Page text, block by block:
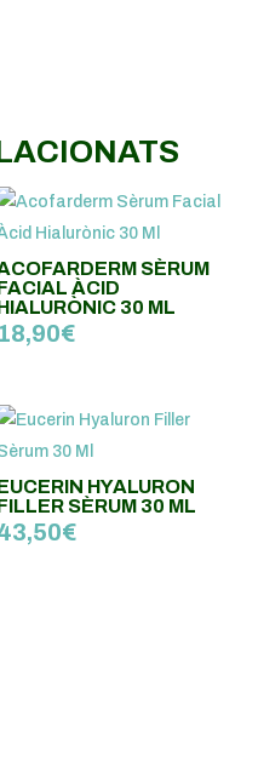
SÈRUM
ÀCID
30 ML
18,90€
HYALURON
SÈRUM 30 ML
€